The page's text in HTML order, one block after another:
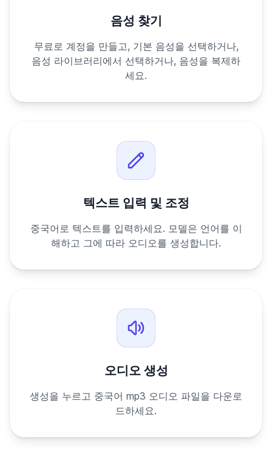
음성 찾기
무료로 계정을 만들고, 기본 음성을 선택하거나,
음성 라이브러리에서 선택하거나, 음성을 복제하
세요.
텍스트 입력 및 조정
중국어로 텍스트를 입력하세요. 모델은 언어를 이
해하고 그에 따라 오디오를 생성합니다.
오디오 생성
생성을 누르고 중국어 mp3 오디오 파일을 다운로
드하세요.